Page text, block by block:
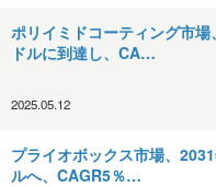
ポリイミドコーティング市
ドルに到達し、CA…
2025.05.12
プライオボックス市場、
ルへ、CAGR5％…